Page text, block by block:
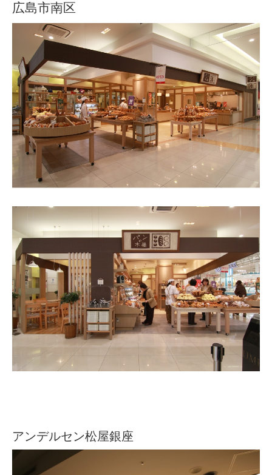
広島市南区
アンデルセン松屋銀座